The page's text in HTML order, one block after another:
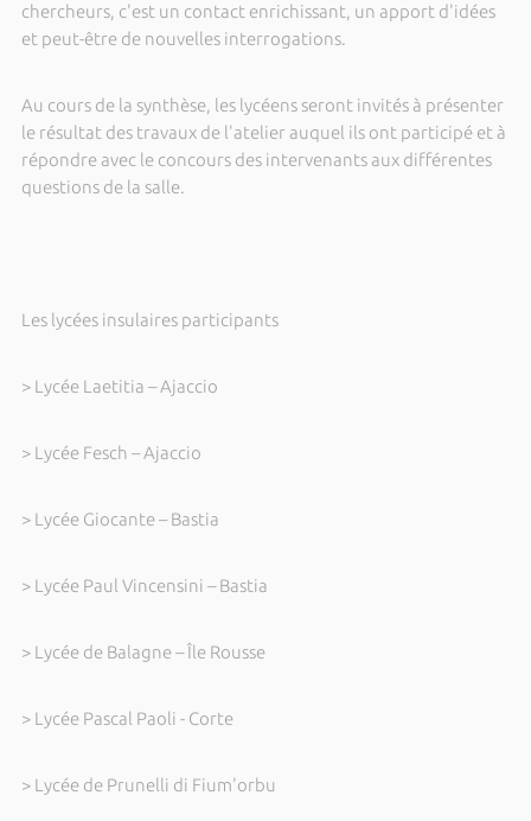
chercheurs, c'est un contact enrichissant, un apport d'idées
et peut-être de nouvelles interrogations.
Au cours de la synthèse, les lycéens seront invités à présenter
le résultat des travaux de l'atelier auquel ils ont participé et à
répondre avec le concours des intervenants aux différentes
questions de la salle.
Les lycées insulaires participants
> Lycée Laetitia – Ajaccio
> Lycée Fesch – Ajaccio
> Lycée Giocante – Bastia
> Lycée Paul Vincensini – Bastia
> Lycée de Balagne – Île Rousse
> Lycée Pascal Paoli - Corte
> Lycée de Prunelli di Fium'orbu